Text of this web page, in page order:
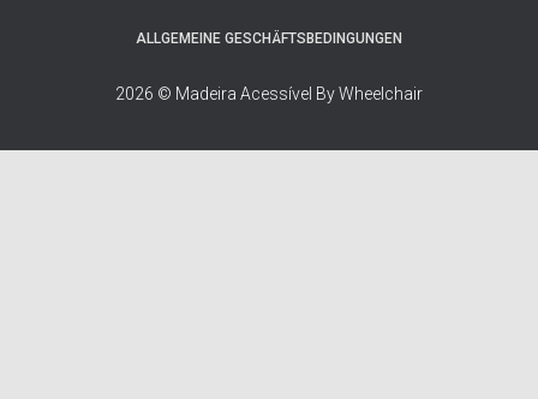
ALLGEMEINE GESCHÄFTSBEDINGUNGEN
2026 © Madeira Acessível By Wheelchair